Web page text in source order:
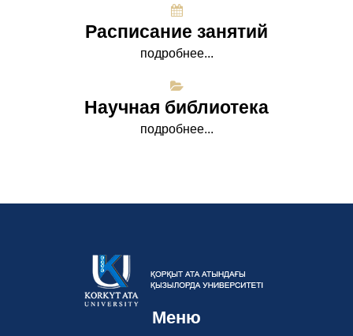
Расписание занятий
подробнее...
Научная библиотека
подробнее...
Меню